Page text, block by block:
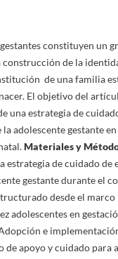
constituyen un
de la
de una familia
El objetivo del
una estrategia de
adolescente gestante
Materiales y
estrategia de cuidado
gestante durante el
desde el
adolescentes en
e
apoyo y cuidado para